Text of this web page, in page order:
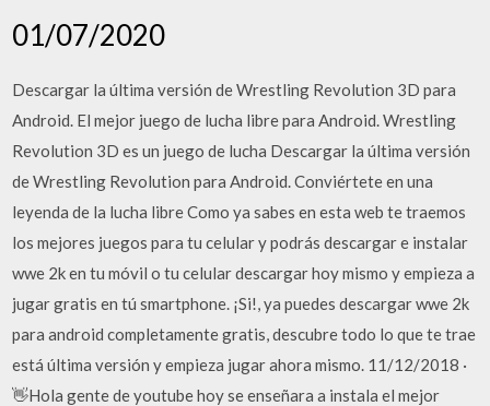
01/07/2020
Descargar la última versión de Wrestling Revolution 3D para
Android. El mejor juego de lucha libre para Android. Wrestling
Revolution 3D es un juego de lucha Descargar la última versión
de Wrestling Revolution para Android. Conviértete en una
leyenda de la lucha libre Como ya sabes en esta web te traemos
los mejores juegos para tu celular y podrás descargar e instalar
wwe 2k en tu móvil o tu celular descargar hoy mismo y empieza a
jugar gratis en tú smartphone. ¡Si!, ya puedes descargar wwe 2k
para android completamente gratis, descubre todo lo que te trae
está última versión y empieza jugar ahora mismo. 11/12/2018 ·
👋Hola gente de youtube hoy se enseñara a instala el mejor